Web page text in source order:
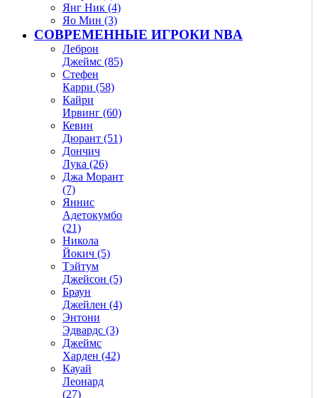
Янг Ник (4)
Яо Мин (3)
СОВРЕМЕННЫЕ ИГРОКИ NBA
Леброн
Джеймс (85)
Стефен
Карри (58)
Кайри
Ирвинг (60)
Кевин
Дюрант (51)
Дончич
Лука (26)
Джа Морант
(7)
Яннис
Адетокумбо
(21)
Никола
Йокич (5)
Тэйтум
Джейсон (5)
Браун
Джейлен (4)
Энтони
Эдвардс (3)
Джеймс
Харден (42)
Кауай
Леонард
(27)